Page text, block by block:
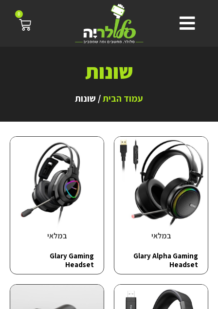
0
שונות
עמוד הבית/ שונות
במלאי
Glary Alpha Gaming
Headset
במלאי
Glary Gaming
Headset